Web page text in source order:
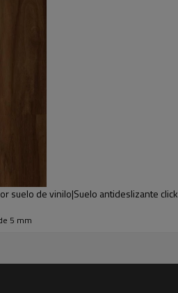
mejor elige.
suelo de vinilo|Suelo antideslizante click
5 mm